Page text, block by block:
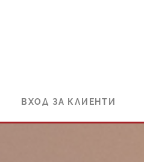
ВХОД ЗА КЛИЕНТИ